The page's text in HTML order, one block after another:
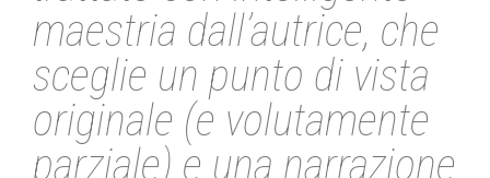
maestria dall’autrice, che
sceglie un punto di vista
originale (e volutamente
parziale) e una narrazione